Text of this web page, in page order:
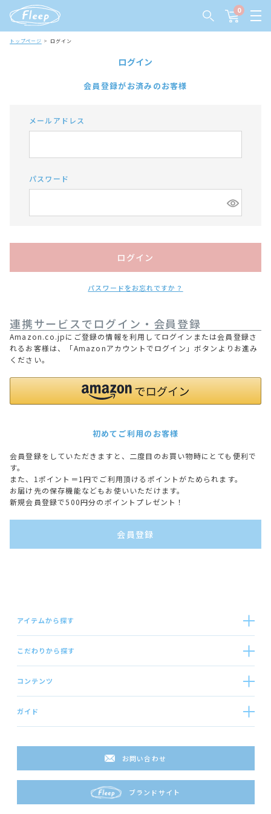
0
トップページ ログイン
ログイン
会員登録がお済みのお客様
メールアドレス
パスワード
ログイン
パスワードをお忘れですか？
連携サービスでログイン・会員登録
Amazon.co.jpにご登録の情報を利用してログインまたは会員登録さ
れるお客様は、「Amazonアカウントでログイン」ボタンよりお進み
ください。
初めてご利用のお客様
会員登録をしていただきますと、二度目のお買い物時にとても便利で
す。
また、1ポイント＝1円でご利用頂けるポイントがためられます。
お届け先の保存機能などもお使いいただけます。
新規会員登録で500円分のポイントプレゼント！
会員登録
アイテムから探す
こだわりから探す
コンテンツ
ガイド
お問い合わせ
ブランドサイト